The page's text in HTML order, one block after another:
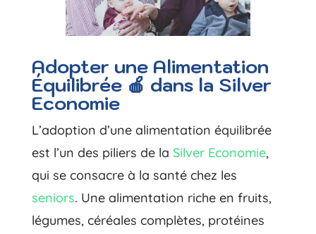
Adopter une Alimentation
Équilibrée 🍎 dans la Silver
Economie
L’adoption d’une alimentation équilibrée
est l’un des piliers de la Silver Economie,
qui se consacre à la santé chez les
seniors. Une alimentation riche en fruits,
légumes, céréales complètes, protéines